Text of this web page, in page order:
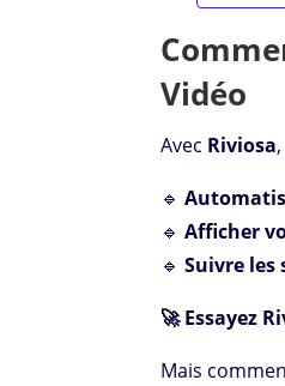
Vidéo
Avec Riviosa
🔹
🔹Afficher
🔹Suivre
🚀 Essayez
Mais